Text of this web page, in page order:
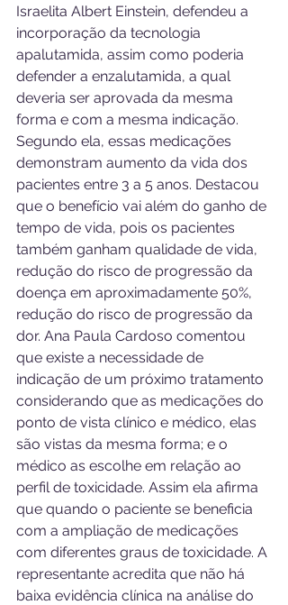
Israelita Albert Einstein, defendeu a
incorporação da tecnologia
apalutamida, assim como poderia
defender a enzalutamida, a qual
deveria ser aprovada da mesma
forma e com a mesma indicação.
Segundo ela, essas medicações
demonstram aumento da vida dos
pacientes entre 3 a 5 anos. Destacou
que o benefício vai além do ganho de
tempo de vida, pois os pacientes
também ganham qualidade de vida,
redução do risco de progressão da
doença em aproximadamente 50%,
redução do risco de progressão da
dor. Ana Paula Cardoso comentou
que existe a necessidade de
indicação de um próximo tratamento
considerando que as medicações do
ponto de vista clínico e médico, elas
são vistas da mesma forma; e o
médico as escolhe em relação ao
perfil de toxicidade. Assim ela afirma
que quando o paciente se beneficia
com a ampliação de medicações
com diferentes graus de toxicidade. A
representante acredita que não há
baixa evidência clínica na análise do